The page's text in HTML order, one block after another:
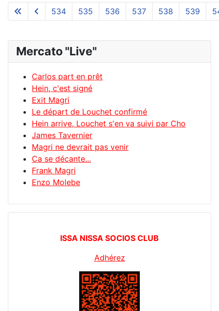
534 535 536 537 538 539
Mercato "Live"
Carlos part en prêt
Hein, c'est signé
Exit Magri
Le départ de Louchet confirmé
Hein arrive, Louchet s'en va suivi par Cho
James Tavernier
Magri ne devrait pas venir
Ca se décante...
Frank Magri
Enzo Molebe
ISSA NISSA SOCIOS CLUB
Adhérez